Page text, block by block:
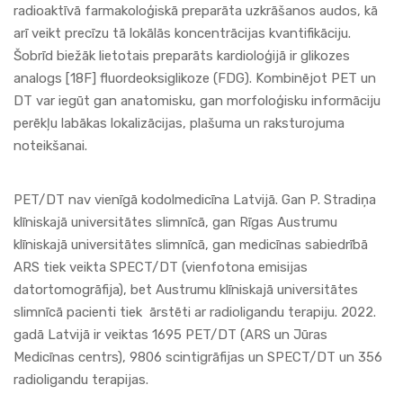
radioaktīvā farmakoloģiskā preparāta uzkrāšanos audos, kā
arī veikt precīzu tā lokālās koncentrācijas kvantifikāciju.
Šobrīd biežāk lietotais preparāts kardioloģijā ir glikozes
analogs [18F] fluordeoksiglikoze (FDG). Kombinējot PET un
DT var iegūt gan anatomisku, gan morfoloģisku informāciju
perēkļu labākas lokalizācijas, plašuma un raksturojuma
noteikšanai.
PET/DT nav vienīgā kodolmedicīna Latvijā. Gan P. Stradiņa
klīniskajā universitātes slimnīcā, gan Rīgas Austrumu
klīniskajā universitātes slimnīcā, gan medicīnas sabiedrībā
ARS tiek veikta SPECT/DT (vienfotona emisijas
datortomogrāfija), bet Austrumu klīniskajā universitātes
slimnīcā pacienti tiek ārstēti ar radioligandu terapiju. 2022.
gadā Latvijā ir veiktas 1695 PET/DT (ARS un Jūras
Medicīnas centrs), 9806 scintigrāfijas un SPECT/DT un 356
radioligandu terapijas.